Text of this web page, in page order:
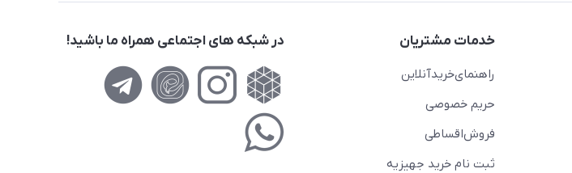
خدمات مشتریان
راهنمای‌خرید‌آنلاین
حریم خصوصی
فروش‌اقساطی
ثبت نام خرید جهیزیه
در شبکه های اجتماعی همراه ما باشید!